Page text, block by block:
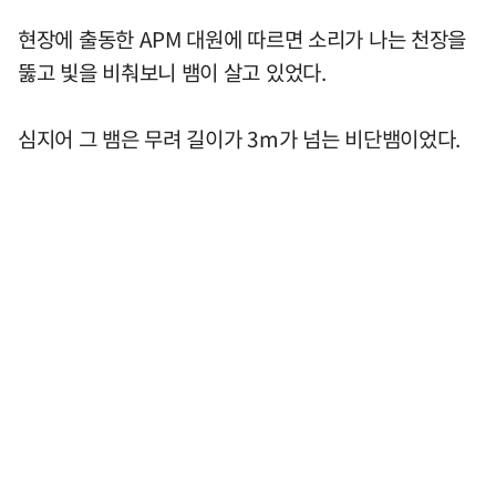
현장에 출동한 APM 대원에 따르면 소리가 나는 천장을
뚫고 빛을 비춰보니 뱀이 살고 있었다.
심지어 그 뱀은 무려 길이가 3m가 넘는 비단뱀이었다.